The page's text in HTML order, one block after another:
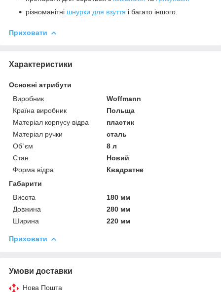
різноманітні шнурки для взуття і багато іншого.
Приховати
Характеристики
Основні атрибути
Виробник
Woffmann
Країна виробник
Польща
Матеріал корпусу відра
пластик
Матеріал ручки
сталь
Об`єм
8 л
Стан
Новий
Форма відра
Квадратне
Габарити
Висота
180 мм
Довжина
280 мм
Ширина
220 мм
Приховати
Умови доставки
Нова Пошта